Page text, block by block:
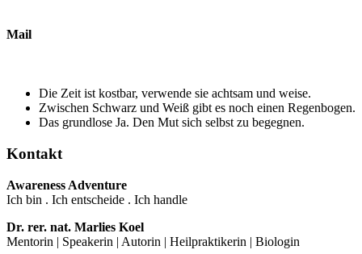
Mail
Die Zeit ist kostbar, verwende sie achtsam und weise.
Zwischen Schwarz und Weiß gibt es noch einen Regenbogen.
Das grundlose Ja. Den Mut sich selbst zu begegnen.
Kontakt
Awareness Adventure
Ich bin . Ich entscheide . Ich handle
Dr. rer. nat. Marlies Koel
Mentorin | Speakerin | Autorin | Heilpraktikerin | Biologin